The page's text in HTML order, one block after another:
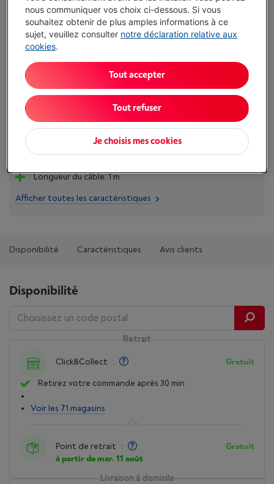
€ 14,99
Comparer
Atouts
Connexion USB: USB type A + USB Type C
Longueur du câble: 1 m
Afficher toutes les caractéristiques
Disponibilité Caractéristiques Avis clients
Disponibilité
Livraison à domicile
Retrait
Click&Collect : Gratuit
Retirez votre commande après 30 min
Voir les 71 magasins
Point de retrait :
à partir de mar. 11 août
Gratuit
nous communiquer vos choix ci-dessous. Si vous
souhaitez obtenir de plus amples informations à ce
sujet, veuillez consulter notre déclaration relative aux
cookies.
Je choisis mes cookies
Tout refuser
Tout accepter